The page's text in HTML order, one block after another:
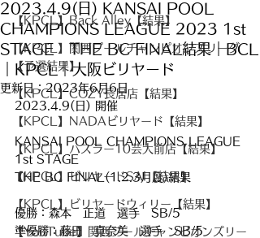
【KPCL】Back Alley【結果】
【KPCL】関西プールチャンピオンズリーグ
【予選結果】
【KPCL】COZY長居店【結果】
【KPCL】NADAビリヤード【結果】
【KPCL】ハスラー10芸大前店【結果】
【KPCL】ビリヤードSAI【結果】
【KPCL】ビリヤードウィリー【結果】
【YouTube】関西プールチャンピオンズリー
2023.4.9(日) KANSAI POOL
CHAMPIONS LEAGUE 2023 1st
STAGE THE BC FINAL結果｜BCL
｜KPCL｜大阪ビリヤード
更新日：2023年6月6日
2023.4.9(日) 開催
KANSAI POOL CHAMPIONS LEAGUE
1st STAGE
THE BC FINAL(1.2.3月度)結果
優勝：森本　正道　選手　SB/5
準優勝：藤田　真奈美　選手　SB/5